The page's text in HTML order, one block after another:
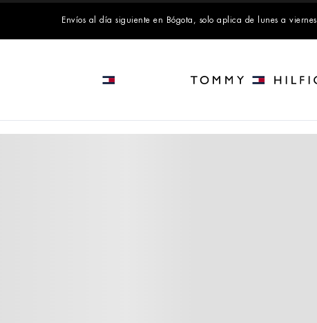
Envíos al día siguiente en Bógota, solo aplica de lunes a viernes.